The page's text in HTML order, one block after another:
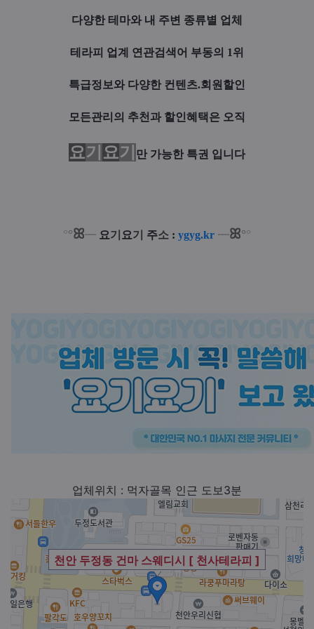
다양한 테마와 내 주변 종류별 업체
테라피 업계 연관검색어 부동의 1위
특급정보와 다양한 컨텐츠.회원할인
모든관리의 추천과 할인혜택은 오직
요기 요기 만 가능한 특권 입니다
°°ꕤ┈ 요기 요기 주소 : ygyg.kr ┈ꕤ°°
업체위치 : 먹자골목 인근 도보3분
천안 두정동 건마 스웨디시 [ 천사테라피 ]